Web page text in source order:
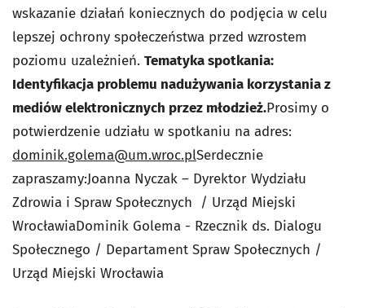
wskazanie działań koniecznych do podjęcia w celu
lepszej ochrony społeczeństwa przed wzrostem
poziomu uzależnień. Tematyka spotkania:
Identyfikacja problemu nadużywania korzystania z
mediów elektronicznych przez młodzież.Prosimy o
potwierdzenie udziału w spotkaniu na adres:
dominik.golema@um.wroc.plSerdecznie
zapraszamy:Joanna Nyczak – Dyrektor Wydziału
Zdrowia i Spraw Społecznych / Urząd Miejski
WrocławiaDominik Golema - Rzecznik ds. Dialogu
Społecznego / Departament Spraw Społecznych /
Urząd Miejski Wrocławia